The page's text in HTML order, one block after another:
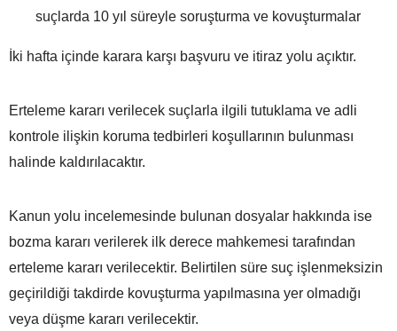
suçlarda 10 yıl süreyle soruşturma ve kovuşturmalar
İki hafta içinde karara karşı başvuru ve itiraz yolu açıktır.
Erteleme kararı verilecek suçlarla ilgili tutuklama ve adli
kontrole ilişkin koruma tedbirleri koşullarının bulunması
halinde kaldırılacaktır.
Kanun yolu incelemesinde bulunan dosyalar hakkında ise
bozma kararı verilerek ilk derece mahkemesi tarafından
erteleme kararı verilecektir. Belirtilen süre suç işlenmeksizin
geçirildiği takdirde kovuşturma yapılmasına yer olmadığı
veya düşme kararı verilecektir.